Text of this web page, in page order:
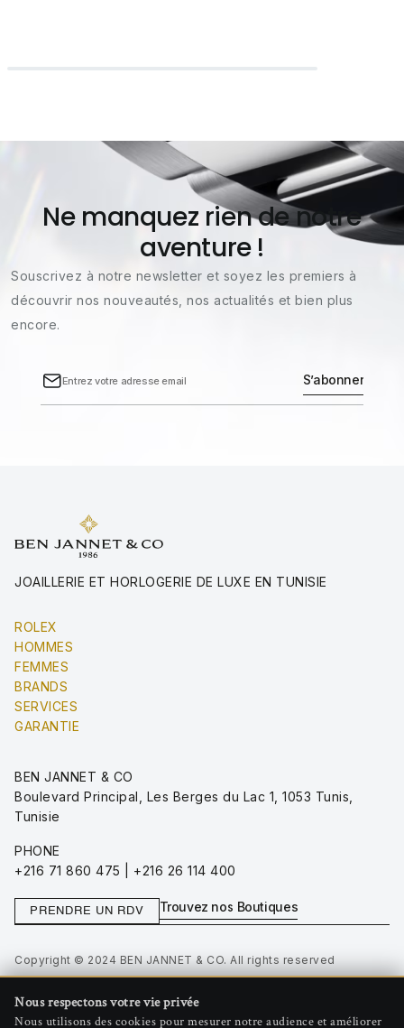
Nous respectons votre vie privée
Nous utilisons des cookies pour mesurer notre audience et améliorer
Ne manquez rien de notre
aventure !
Souscrivez à notre newsletter et soyez les premiers à
découvrir nos nouveautés, nos actualités et bien plus
encore.
JOAILLERIE ET HORLOGERIE DE LUXE EN TUNISIE
ROLEX
HOMMES
FEMMES
BRANDS
SERVICES
GARANTIE
BEN JANNET & CO
Boulevard Principal, Les Berges du Lac 1, 1053 Tunis,
Tunisie
PHONE
+216 71 860 475 | +216 26 114 400
PRENDRE UN RDV Trouvez nos Boutiques
Copyright © 2024 BEN JANNET & CO. All rights reserved
Terms of Use